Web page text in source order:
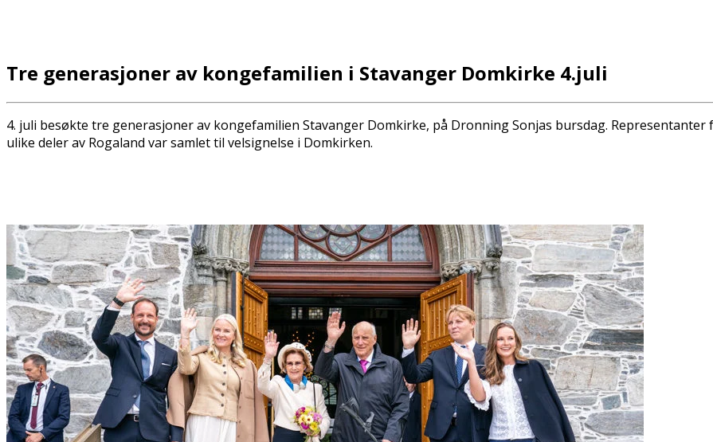
Tre generasjoner av kongefamilien i Stavanger Domkirke 4.juli
4. juli besøkte tre generasjoner av kongefamilien Stavanger Domkirke, på Dronning Sonjas bursdag.
ulike deler av Rogaland var samlet til velsignelse i Domkirken.